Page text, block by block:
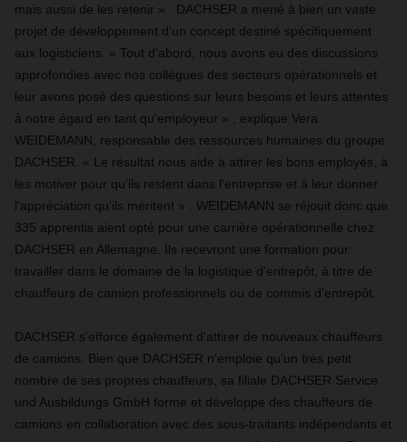
mais aussi de les retenir » . DACHSER a mené à bien un vaste
projet de développement d'un concept destiné spécifiquement
aux logisticiens. « Tout d'abord, nous avons eu des discussions
approfondies avec nos collègues des secteurs opérationnels et
leur avons posé des questions sur leurs besoins et leurs attentes
à notre égard en tant qu'employeur » , explique Vera
WEIDEMANN, responsable des ressources humaines du groupe
DACHSER. « Le résultat nous aide à attirer les bons employés, à
les motiver pour qu'ils restent dans l'entreprise et à leur donner
l'appréciation qu'ils méritent » . WEIDEMANN se réjouit donc que
335 apprentis aient opté pour une carrière opérationnelle chez
DACHSER en Allemagne. Ils recevront une formation pour
travailler dans le domaine de la logistique d'entrepôt, à titre de
chauffeurs de camion professionnels ou de commis d'entrepôt.
DACHSER s'efforce également d'attirer de nouveaux chauffeurs
de camions. Bien que DACHSER n'emploie qu'un très petit
nombre de ses propres chauffeurs, sa filiale DACHSER Service
und Ausbildungs GmbH forme et développe des chauffeurs de
camions en collaboration avec des sous-traitants indépendants et